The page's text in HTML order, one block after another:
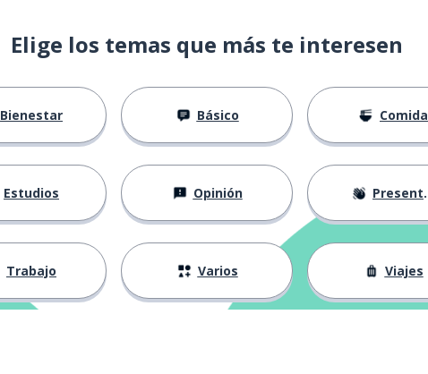
Elige los temas que más te interesen
Bienestar Básico Comida
Estudios Opinión Presentación
Trabajo Varios Viajes